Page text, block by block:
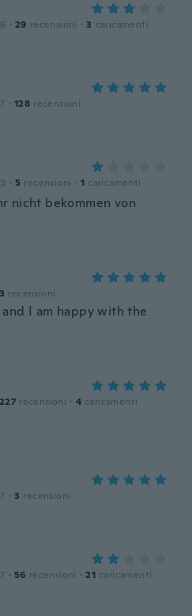
· 29 recensioni · 3 caricamenti
· 128 recensioni
· 5 recensioni · 1 caricamenti
nicht bekommen von
3 recensioni
I am happy with the
227 recensioni · 4 caricamenti
· 3 recensioni
· 56 recensioni · 21 caricamenti